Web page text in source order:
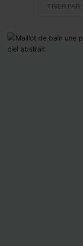
TRIER PAR :